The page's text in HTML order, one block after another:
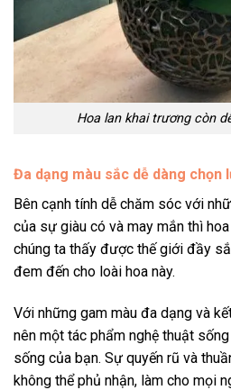
Hoa lan khai trương còn
Đa dạng màu sắc dễ dàng chọn
Bên cạnh tính dễ chăm sóc với
của sự giàu có và may mắn thì
chúng ta thấy được thế giới đầy
đem đến cho loài hoa này.
Với những gam màu đa dạng và
nên một tác phẩm nghệ thuật
sống của bạn. Sự quyến rũ và
không thể phủ nhận, làm cho mọi